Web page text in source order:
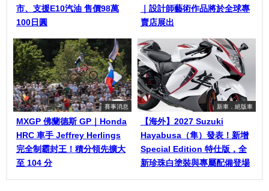
市、支援E10汽油 售價98萬
100日圓
｜設計師藝術作品將於全球專
賣店展出
賽事消息
MXGP 佛蘭德斯 GP｜Honda
HRC 車手 Jeffrey Herlings
完全制霸封王！積分領先擴大
至 104 分
新車．絕版車
【海外】2027 Suzuki
Hayabusa（隼）發表！新增
Special Edition 特仕版，全
新珍珠白塗裝與專屬配備登場